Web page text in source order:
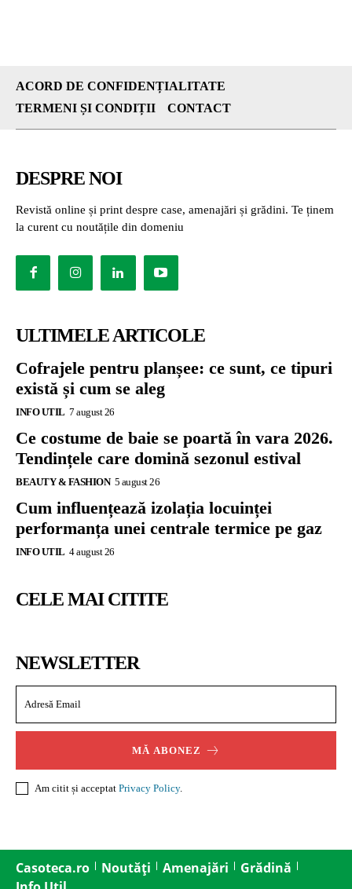
ACORD DE CONFIDENȚIALITATE
TERMENI ȘI CONDIȚII
CONTACT
DESPRE NOI
Revistă online și print despre case, amenajări și grădini. Te ținem
la curent cu noutățile din domeniu
ULTIMELE ARTICOLE
Cofrajele pentru planșee: ce sunt, ce tipuri
există și cum se aleg
INFO UTIL 7 august 26
Ce costume de baie se poartă în vara 2026.
Tendințele care domină sezonul estival
BEAUTY & FASHION 5 august 26
Cum influențează izolația locuinței
performanța unei centrale termice pe gaz
INFO UTIL 4 august 26
CELE MAI CITITE
NEWSLETTER
MĂ ABONEZ
Am citit și acceptat Privacy Policy.
Casoteca.ro Noutăți Amenajări
Grădină